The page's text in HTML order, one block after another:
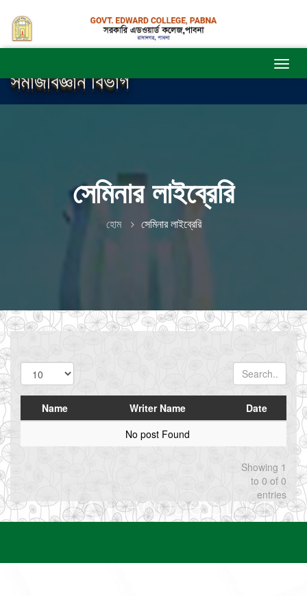
সমাজবিজ্ঞান বিভাগ
সেমিনার লাইব্রেরি
হোম সেমিনার লাইব্রেরি
Name Writer Name
Date
No post Found
Showing 1
to 0 of 0
entries